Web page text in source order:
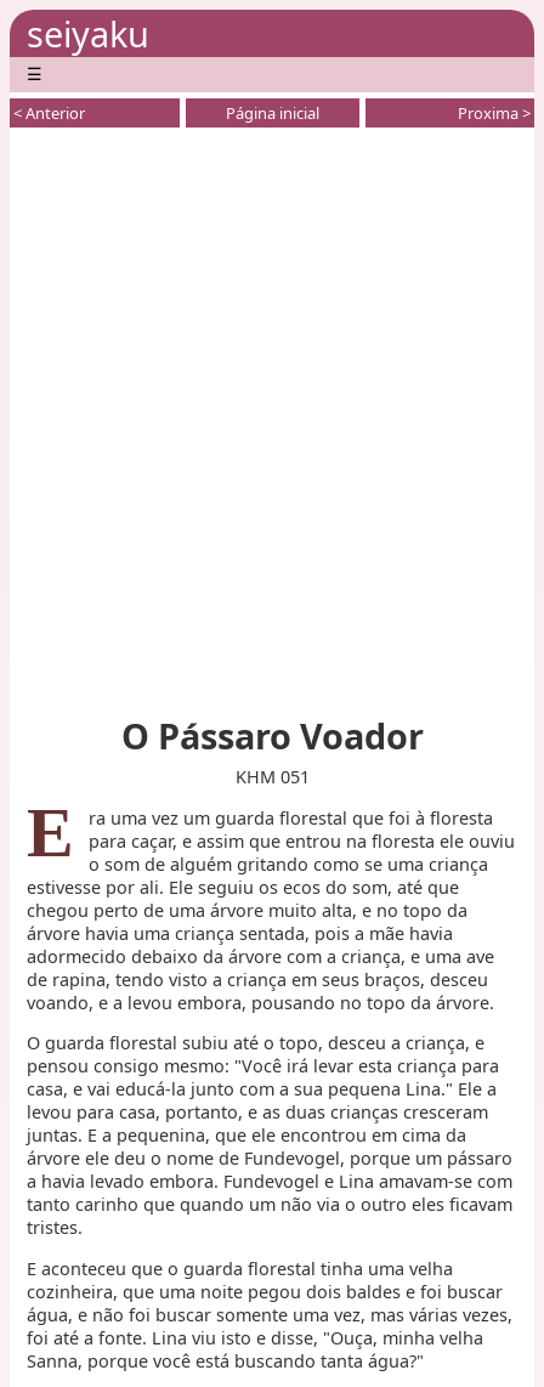
seiyaku
☰
< Anterior Página inicial Proxima >
O Pássaro Voador
KHM 051
E
ra uma vez um guarda florestal que foi à floresta
para caçar, e assim que entrou na floresta ele ouviu
o som de alguém gritando como se uma criança
estivesse por ali. Ele seguiu os ecos do som, até que
chegou perto de uma árvore muito alta, e no topo da
árvore havia uma criança sentada, pois a mãe havia
adormecido debaixo da árvore com a criança, e uma ave
de rapina, tendo visto a criança em seus braços, desceu
voando, e a levou embora, pousando no topo da árvore.
O guarda florestal subiu até o topo, desceu a criança, e
pensou consigo mesmo: "Você irá levar esta criança para
casa, e vai educá-la junto com a sua pequena Lina." Ele a
levou para casa, portanto, e as duas crianças cresceram
juntas. E a pequenina, que ele encontrou em cima da
árvore ele deu o nome de Fundevogel, porque um pássaro
a havia levado embora. Fundevogel e Lina amavam-se com
tanto carinho que quando um não via o outro eles ficavam
tristes.
E aconteceu que o guarda florestal tinha uma velha
cozinheira, que uma noite pegou dois baldes e foi buscar
água, e não foi buscar somente uma vez, mas várias vezes,
foi até a fonte. Lina viu isto e disse, "Ouça, minha velha
Sanna, porque você está buscando tanta água?"